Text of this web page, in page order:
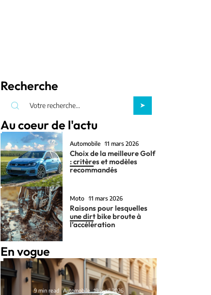
Recherche
Au coeur de l'actu
Automobile 11 mars 2026
Choix de la meilleure Golf
: critères et modèles
recommandés
Moto 11 mars 2026
Raisons pour lesquelles
une dirt bike broute à
l’accélération
En vogue
9 min read Automobile 19 avril 2026